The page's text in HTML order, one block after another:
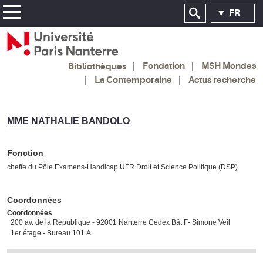
FR
Bibliothèques Fondation
MSH Mondes
La Contemporaine
Actus recherche
MME NATHALIE BANDOLO
Fonction
cheffe du Pôle Examens-Handicap UFR Droit et Science Politique (DSP)
Coordonnées
Coordonnées
200 av. de la République - 92001 Nanterre Cedex Bât F- Simone Veil
1er étage - Bureau 101.A